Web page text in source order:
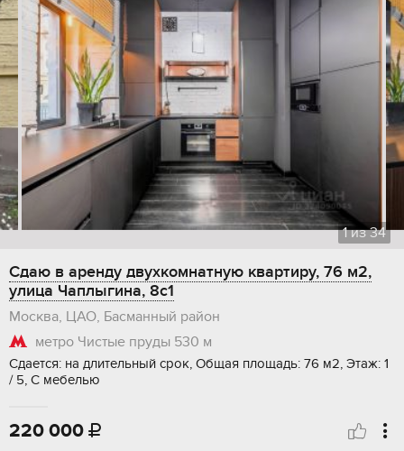
1из34
Сдаю в аренду двухкомнатную квартиру, 76 м2,
улица Чаплыгина, 8с1
Москва, ЦАО, Басманный район
метро Чистые пруды 530 м
Сдается: на длительный срок, Общая площадь: 76 м2, Этаж: 1
/ 5, С мебелью
220 000 